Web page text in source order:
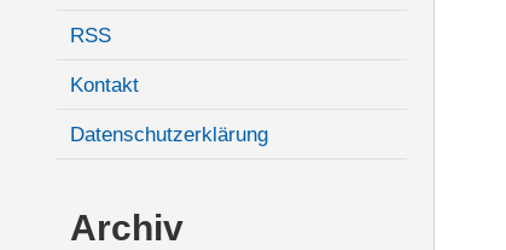
RSS
Kontakt
Datenschutzerklärung
Archiv